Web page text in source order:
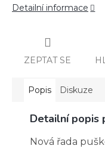
Detailní informace
ZEPTAT SE
Popis Diskuze
Detailní popis
Nová řada